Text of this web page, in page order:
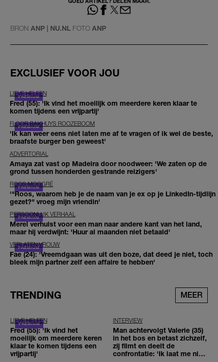
BRON ANP | NU.NL FOTO ANP
EXCLUSIEF VOOR JOU
LIEVE HELEEN
Fred (55): 'Ik vind het moeilijk om meerdere keren klaar te
komen tijdens een vrijpartij'
FLOOR BAKHUYS ROOZEBOOM
'Ik kan weer eens niet laten me af te vragen of ik wel de beste,
braafste burger ben geweest'
ADVERTORIAL
Amaya zat vast op Madeira door noodweer: 'We zaten op de
grond tussen honderden gestrande reizigers'
ROOS MOGGRÉ
'"Roos, waarom heb je de naam van je ex op je LinkedIn-tijdlijn
gezet?" vroeg mijn vriendin'
PERSOONLIJK VERHAAL
Merel verhuist voor een man naar andere kant van het land,
maar hij verdwijnt: 'Huur al maanden niet betaald'
VERLATEN VROUW
Fae (24): 'Vreemdgaan was uit den boze, dat deed je niet, toch
bleek mijn partner zelf een affaire te hebben'
TRENDING MEER
LIEVE HELEEN
Fred (55): 'Ik vind het
moeilijk om meerdere keren
klaar te komen tijdens een
vrijpartij'
INTERVIEW
Man achtervolgt Valerie (35)
in het bos en betast zichzelf,
zij filmt en deelt de
confrontatie: 'Ik laat me niet